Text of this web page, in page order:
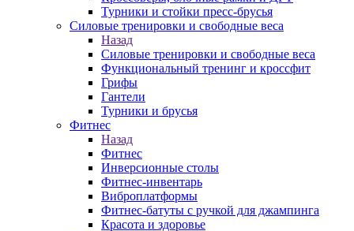
Турники и стойки пресс-брусья
Силовые тренировки и свободные веса
Назад
Силовые тренировки и свободные веса
Функциональный тренинг и кроссфит
Грифы
Гантели
Турники и брусья
Фитнес
Назад
Фитнес
Инверсионные столы
Фитнес-инвентарь
Виброплатформы
Фитнес-батуты с ручкой для джампинга
Красота и здоровье